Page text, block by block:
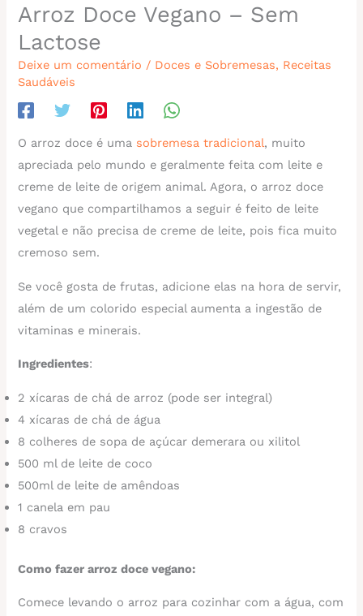
Arroz Doce Vegano – Sem
Lactose
Deixe um comentário / Doces e Sobremesas, Receitas
Saudáveis
O arroz doce é umasobremesa tradicional, muito
apreciada pelo mundo e geralmente feita com leite e
creme de leite de origem animal. Agora, o arroz doce
vegano que compartilhamos a seguir é feito de leite
vegetal e não precisa de creme de leite, pois fica muito
cremoso sem.
Se você gosta de frutas, adicione elas na hora de servir,
além de um colorido especial aumenta a ingestão de
vitaminas e minerais.
Ingredientes:
2 xícaras de chá de arroz (pode ser integral)
4 xícaras de chá de água
8 colheres de sopa de açúcar demerara ou xilitol
500 ml de leite de coco
500ml de leite de amêndoas
1 canela em pau
8 cravos
Como fazer arroz doce vegano:
Comece levando o arroz para cozinhar com a água, com